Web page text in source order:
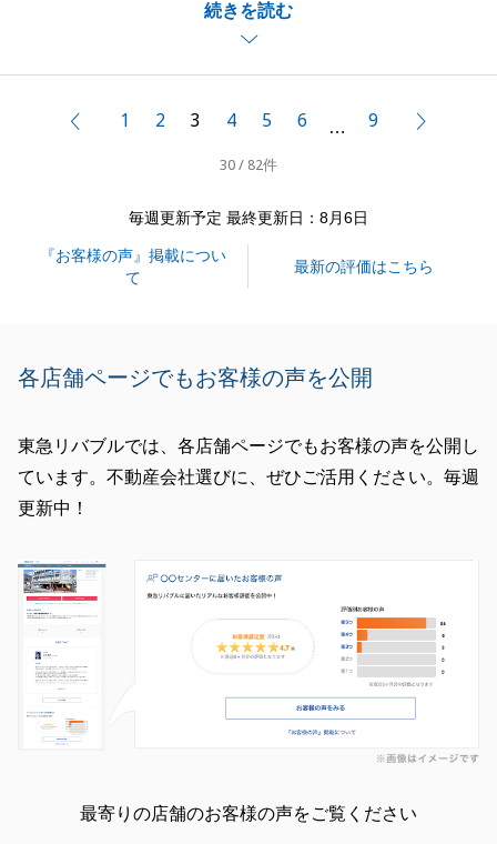
続きを読む
途中ご連絡が遅くなってしまいご不便をおかけしてし
大変申し訳ございません。
るよう尽力してまいりたいと思います。
また何かございましたらお気軽にご相談くださいま
よろしくお願いいたします。
前へ1 2 3 4 5 6 … 9
30 / 82件
毎週更新予定 最終更新日：8月6日
『お客様の声』掲載につい
て
最新の評価はこちら
各店舗ページでもお客様の声を公開
東急リバブルでは、各店舗ページでもお客様の声を公開し
ています。不動産会社選びに、ぜひご活用ください。毎週
更新中！
最寄りの店舗のお客様の声をご覧ください